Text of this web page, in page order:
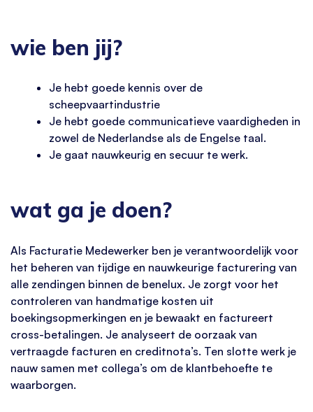
wie ben jij?
Je hebt goede kennis over de
scheepvaartindustrie
Je hebt goede communicatieve vaardigheden in
zowel de Nederlandse als de Engelse taal.
Je gaat nauwkeurig en secuur te werk.
wat ga je doen?
Als Facturatie Medewerker ben je verantwoordelijk voor
het beheren van tijdige en nauwkeurige facturering van
alle zendingen binnen de benelux. Je zorgt voor het
controleren van handmatige kosten uit
boekingsopmerkingen en je bewaakt en factureert
cross-betalingen. Je analyseert de oorzaak van
vertraagde facturen en creditnota’s. Ten slotte werk je
nauw samen met collega’s om de klantbehoefte te
waarborgen.